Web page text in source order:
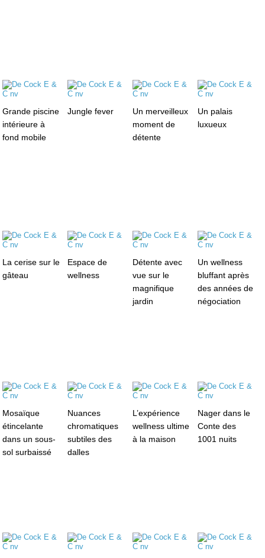
Grande piscine
intérieure à
fond mobile
Jungle fever
Un merveilleux
moment de
détente
Un palais
luxueux
La cerise sur le
gâteau
Espace de
wellness
Détente avec
vue sur le
magnifique
jardin
Un wellness
bluffant après
des années de
négociation
Mosaïque
étincelante
dans un sous-
sol surbaissé
Nuances
chromatiques
subtiles des
dalles
L’expérience
wellness ultime
à la maison
Nager dans le
Conte des
1001 nuits